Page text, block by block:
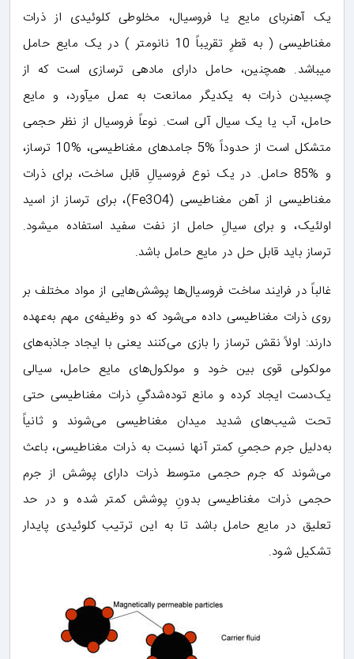
یک آهنربای مایع یا فروسیال، مخلوطی کلوئیدی از ذرات
مغناطیسی ( به قطرِ تقریباً 10 نانومتر ) در یک مایع حامل
میباشد. همچنین، حامل دارای مادهی ترسازی است که از
چسبیدن ذرات به یکدیگر ممانعت به عمل میآورد، و مایع
حامل، آب یا یک سیال آلی است. نوعاً فروسیال از نظر حجمی
متشکل است از حدوداً %5 جامدهای مغناطیسی، %10 ترساز،
و %85 حامل. در یک نوع فروسیالِ قابل ساخت، برای ذرات
مغناطیسی از آهن مغناطیسی (Fe3O4)، برای ترساز از اسید
اولئیک، و برای سیالِ حامل از نفت سفید استفاده میشود.
ترساز باید قابل حل در مایع حامل باشد.
غالباً در فرایند ساخت فروسیال‌ها پوشش‌هایی از مواد مختلف بر
روی ذرات مغناطیسی داده می‌شود که دو وظیفه‌ی مهم به‌عهده
دارند: اولاً نقش ترساز را بازی می‌کنند یعنی با ایجاد جاذبه‌های
مولکولی قوی بین خود و مولکول‌های مایع حامل، سیالی
یک‌دست ایجاد کرده و مانع توده‌شدگیِ ذرات مغناطیسی حتی
تحت شیب‌های شدید میدان مغناطیسی می‌شوند و ثانیاً
به‌دلیل جرم حجمیِ کمتر آنها نسبت به ذرات مغناطیسی، باعث
می‌شوند که جرم حجمی متوسط ذرات دارای پوشش از جرم
حجمی ذرات مغناطیسی بدونِ پوشش کمتر شده و در حد
تعلیق در مایع حامل باشد تا به این ترتیب کلوئیدی پایدار
تشکیل شود.